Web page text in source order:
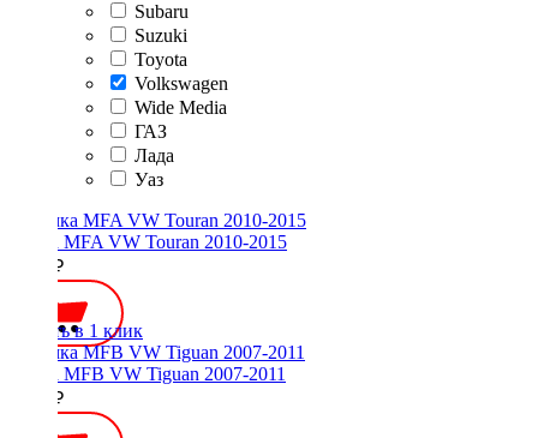
Subaru
Suzuki
Toyota
Volkswagen
Wide Media
ГАЗ
Лада
Уаз
Рамка MFA VW Touran 2010-2015
2000 ₽
Купить в 1 клик
Рамка MFB VW Tiguan 2007-2011
2000 ₽